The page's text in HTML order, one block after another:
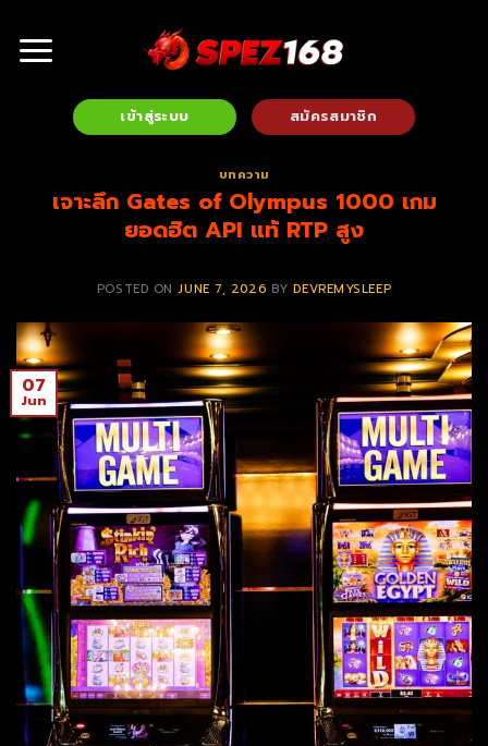
content
เข้าสู่ระบบ สมัครสมาชิก
บทความ
เจาะลึก Gates of Olympus 1000 เกม
ยอดฮิต API แท้ RTP สูง
POSTED ONJUNE 7, 2026 BYDEVREMYSLEEP
07
Jun